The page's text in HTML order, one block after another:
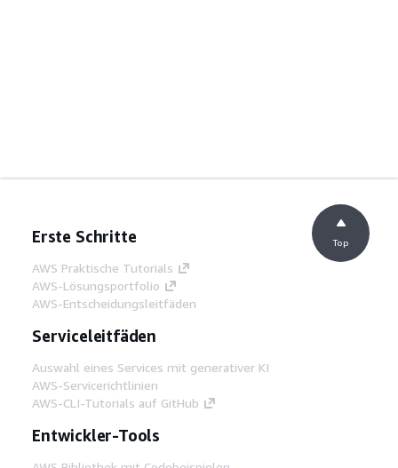
Erste Schritte
AWS Praktische Tutorials
AWS-Lösungsportfolio
AWS-Entscheidungsleitfäden
Serviceleitfäden
Auswahl eines Services mit generativer KI
AWS-Servicerichtlinien
AWS-CLI-Tutorials auf GitHub
Entwickler-Tools
Top